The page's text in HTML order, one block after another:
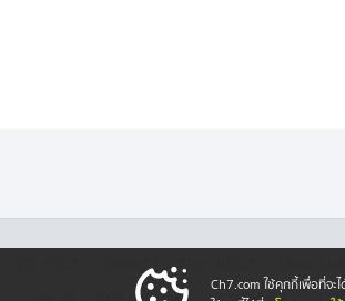
Copyright © 2026 Bangkok Broadcasting & T.V. Co.,Ltd.
Ch7.com ใช้คุกกี้เพื่อที่จ